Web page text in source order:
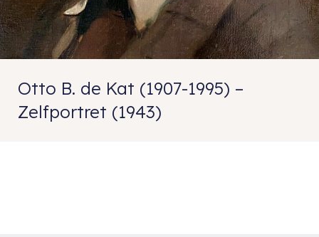
Otto B. de Kat (1907-1995) –
Zelfportret (1943)